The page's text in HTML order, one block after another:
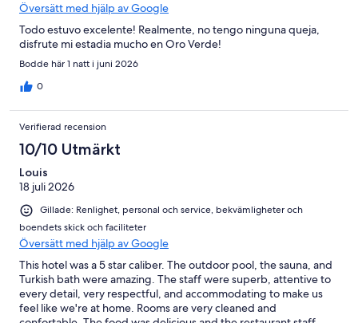
Översätt med hjälp av Google
Todo estuvo excelente! Realmente, no tengo ninguna queja,
disfrute mi estadia mucho en Oro Verde!
Bodde här 1 natt i juni 2026
0
Verifierad recension
10/10 Utmärkt
Louis
18 juli 2026
Gillade: Renlighet, personal och service, bekvämligheter och
boendets skick och faciliteter
Översätt med hjälp av Google
This hotel was a 5 star caliber. The outdoor pool, the sauna, and
Turkish bath were amazing. The staff were superb, attentive to
every detail, very respectful, and accommodating to make us
feel like we're at home. Rooms are very cleaned and